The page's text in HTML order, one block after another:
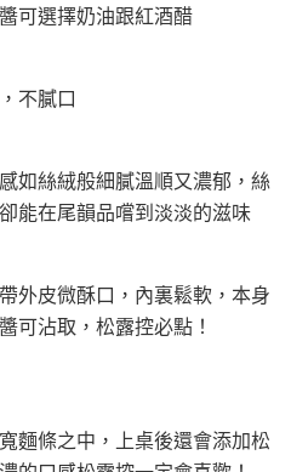
可選擇奶油跟紅酒醋
不膩口
如絲絨般細膩溫順又濃郁，絲
能在尾韻品嚐到淡淡的滋味
外皮微酥口，內裏鬆軟，本身
可沾取，松露控必點！
麵條之中，上桌後還會添加松